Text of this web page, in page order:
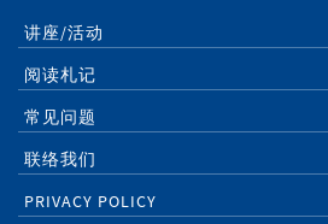
讲座/活动
阅读札记
常见问题
联络我们
PRIVACY POLICY